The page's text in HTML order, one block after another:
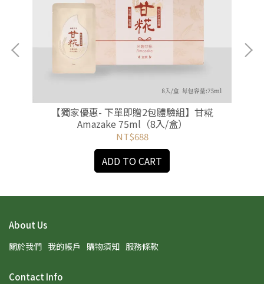
【獨家優惠- 下單即贈2包體驗組】甘糀
Amazake 75ml（8入/盒）
NT$688
ADD TO CART
About Us
關於我們 我的帳戶 購物須知 服務條款
Contact Info